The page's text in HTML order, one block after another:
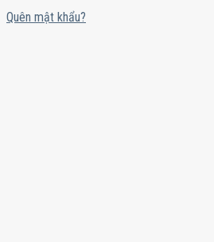
Quên mật khẩu?